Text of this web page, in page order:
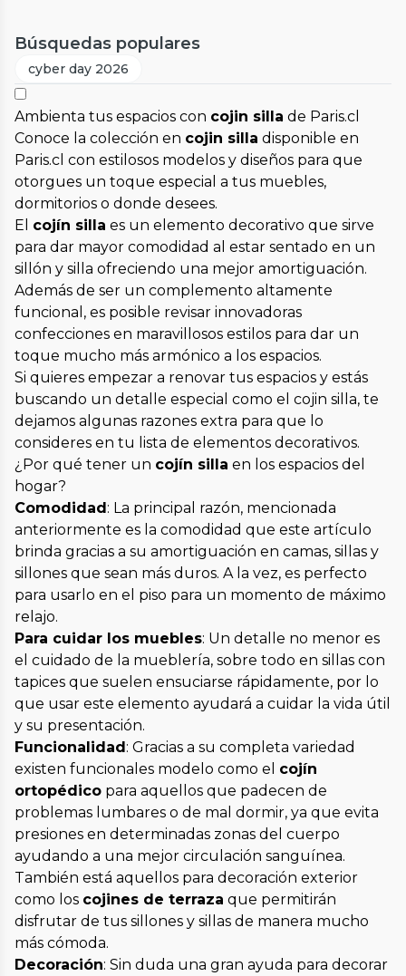
Búsquedas populares
cyber day 2026
Ambienta tus espacios con cojin silla de Paris.cl
Conoce la colección en cojin silla disponible en
Paris.cl con estilosos modelos y diseños para que
otorgues un toque especial a tus muebles,
dormitorios o donde desees.
El cojín silla es un elemento decorativo que sirve
para dar mayor comodidad al estar sentado en un
sillón y silla ofreciendo una mejor amortiguación.
Además de ser un complemento altamente
funcional, es posible revisar innovadoras
confecciones en maravillosos estilos para dar un
toque mucho más armónico a los espacios.
Si quieres empezar a renovar tus espacios y estás
buscando un detalle especial como el cojin silla, te
dejamos algunas razones extra para que lo
consideres en tu lista de elementos decorativos.
¿Por qué tener un cojín silla en los espacios del
hogar?
Comodidad: La principal razón, mencionada
anteriormente es la comodidad que este artículo
brinda gracias a su amortiguación en camas, sillas y
sillones que sean más duros. A la vez, es perfecto
para usarlo en el piso para un momento de máximo
relajo.
Para cuidar los muebles: Un detalle no menor es
el cuidado de la mueblería, sobre todo en sillas con
tapices que suelen ensuciarse rápidamente, por lo
que usar este elemento ayudará a cuidar la vida útil
y su presentación.
Funcionalidad: Gracias a su completa variedad
existen funcionales modelo como el cojín
ortopédico para aquellos que padecen de
problemas lumbares o de mal dormir, ya que evita
presiones en determinadas zonas del cuerpo
ayudando a una mejor circulación sanguínea.
También está aquellos para decoración exterior
como los cojines de terraza que permitirán
disfrutar de tus sillones y sillas de manera mucho
más cómoda.
Decoración: Sin duda una gran ayuda para decorar